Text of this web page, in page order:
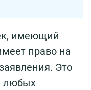
имеющий
право на
Это
любых